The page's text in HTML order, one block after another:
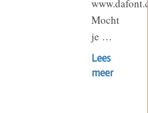
Mocht
je …
Lees
meer